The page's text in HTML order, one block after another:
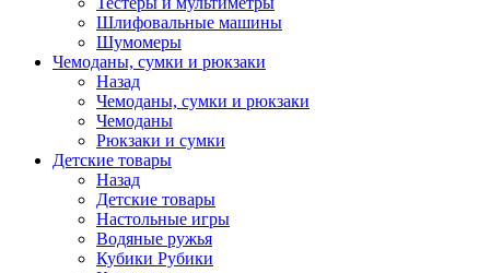
Шлифовальные машины
Шумомеры
Чемоданы, сумки и рюкзаки
Назад
Чемоданы, сумки и рюкзаки
Чемоданы
Рюкзаки и сумки
Детские товары
Назад
Детские товары
Настольные игры
Водяные ружья
Кубики Рубики